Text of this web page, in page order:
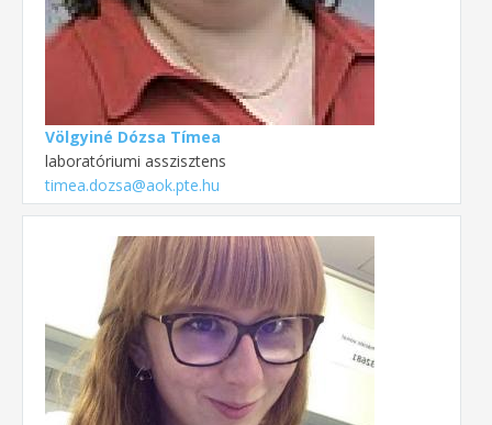
Völgyiné Dózsa Tímea
laboratóriumi asszisztens
timea.dozsa@aok.pte.hu